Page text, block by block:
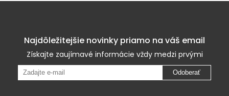
Najdôležitejšie novinky priamo na váš email
Získajte zaujímavé informácie vždy medzi prvými
Odoberať